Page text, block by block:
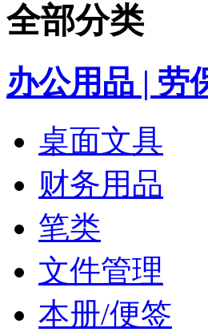
全部分类
办公用品 | 劳
桌面文具
财务用品
笔类
文件管理
本册/便签